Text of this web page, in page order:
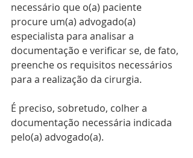
necessário que o(a) paciente
procure um(a) advogado(a)
especialista para analisar a
documentação e verificar se, de fato,
preenche os requisitos necessários
para a realização da cirurgia.
É preciso, sobretudo, colher a
documentação necessária indicada
pelo(a) advogado(a).